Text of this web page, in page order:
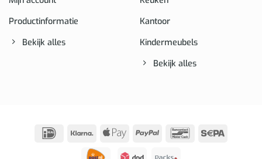
Productinformatie
Bekijk alles
Kantoor
Kindermeubels
Bekijk alles
IDeal Klarna
Apple
PayPal Bancontact